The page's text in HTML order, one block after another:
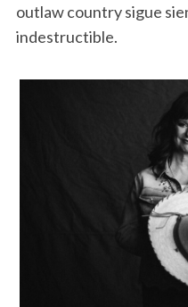
outlaw country sigue
indestructible.